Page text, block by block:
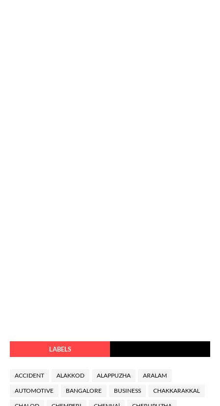
LABELS
ACCIDENT ALAKKOD ALAPPUZHA ARALAM
AUTOMOTIVE BANGALORE BUSINESS CHAKKARAKKAL